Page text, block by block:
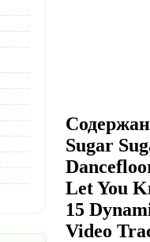
Sugar
Let You
15
Video